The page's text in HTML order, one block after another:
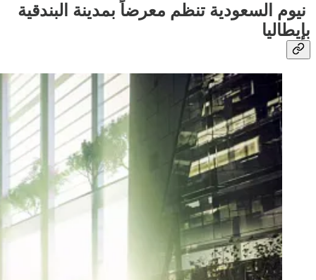
نيوم السعودية تنظم معرضاً بمدينة البندقية
بإيطاليا